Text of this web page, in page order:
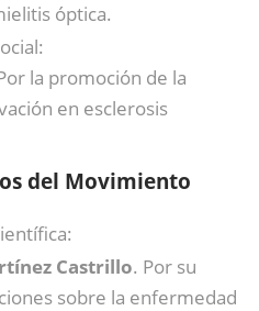
óptica.
la promoción de la
en esclerosis
del Movimiento
Castrillo. Por su
sobre la enfermedad